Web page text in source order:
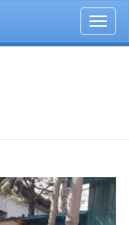
меню